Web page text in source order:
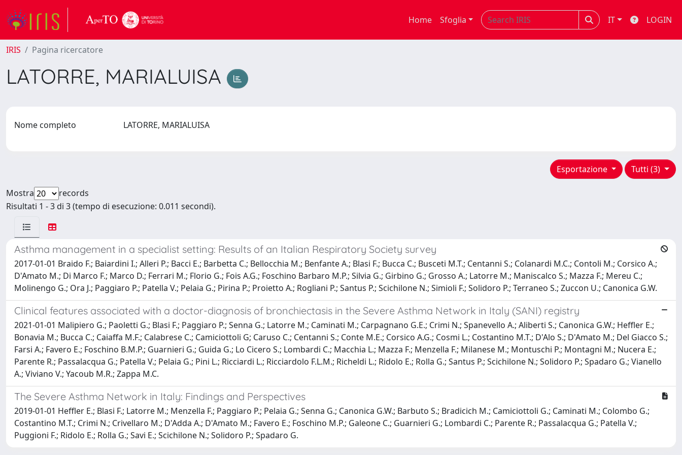
Home Sfoglia IT LOGIN
IRIS Pagina ricercatore
LATORRE, MARIALUISA
Nome completo LATORRE, MARIALUISA
Tutti (3)
Esportazione
Mostra
records
Risultati 1 - 3 di 3 (tempo di esecuzione: 0.011 secondi).
Asthma management in a specialist setting: Results of an Italian Respiratory Society survey
2017-01-01 Braido F.; Baiardini I.; Alleri P.; Bacci E.; Barbetta C.; Bellocchia M.; Benfante A.; Blasi F.; Bucca C.; Busceti M.T.; Centanni S.; Colanardi M.C.; Contoli M.; Corsico A.;
D'Amato M.; Di Marco F.; Marco D.; Ferrari M.; Florio G.; Fois A.G.; Foschino Barbaro M.P.; Silvia G.; Girbino G.; Grosso A.; Latorre M.; Maniscalco S.; Mazza F.; Mereu C.;
Molinengo G.; Ora J.; Paggiaro P.; Patella V.; Pelaia G.; Pirina P.; Proietto A.; Rogliani P.; Santus P.; Scichilone N.; Simioli F.; Solidoro P.; Terraneo S.; Zuccon U.; Canonica G.W.
Clinical features associated with a doctor-diagnosis of bronchiectasis in the Severe Asthma Network in Italy (SANI) registry
2021-01-01 Malipiero G.; Paoletti G.; Blasi F.; Paggiaro P.; Senna G.; Latorre M.; Caminati M.; Carpagnano G.E.; Crimi N.; Spanevello A.; Aliberti S.; Canonica G.W.; Heffler E.;
Bonavia M.; Bucca C.; Caiaffa M.F.; Calabrese C.; Camiciottoli G; Caruso C.; Centanni S.; Conte M.E.; Corsico A.G.; Cosmi L.; Costantino M.T.; D'Alo S.; D'Amato M.; Del Giacco S.;
Farsi A.; Favero E.; Foschino B.M.P.; Guarnieri G.; Guida G.; Lo Cicero S.; Lombardi C.; Macchia L.; Mazza F.; Menzella F.; Milanese M.; Montuschi P.; Montagni M.; Nucera E.;
Parente R.; Passalacqua G.; Patella V.; Pelaia G.; Pini L.; Ricciardi L.; Ricciardolo F.L.M.; Richeldi L.; Ridolo E.; Rolla G.; Santus P.; Scichilone N.; Solidoro P.; Spadaro G.; Vianello
A.; Viviano V.; Yacoub M.R.; Zappa M.C.
The Severe Asthma Network in Italy: Findings and Perspectives
2019-01-01 Heffler E.; Blasi F.; Latorre M.; Menzella F.; Paggiaro P.; Pelaia G.; Senna G.; Canonica G.W.; Barbuto S.; Bradicich M.; Camiciottoli G.; Caminati M.; Colombo G.;
Costantino M.T.; Crimi N.; Crivellaro M.; D'Adda A.; D'Amato M.; Favero E.; Foschino M.P.; Galeone C.; Guarnieri G.; Lombardi C.; Parente R.; Passalacqua G.; Patella V.;
Puggioni F.; Ridolo E.; Rolla G.; Savi E.; Scichilone N.; Solidoro P.; Spadaro G.